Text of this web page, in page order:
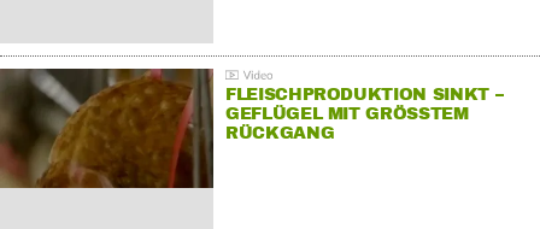
FLEISCHPRODUKTION SINKT –
GEFLÜGEL MIT GRÖSSTEM R
ÜCKGANG